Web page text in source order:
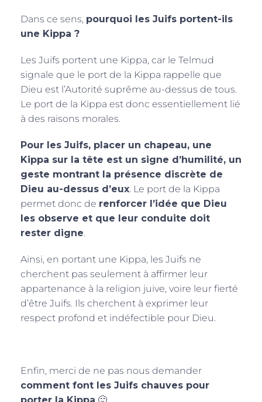
Dans ce sens, pourquoi les Juifs portent-ils
une Kippa ?
Les Juifs portent une Kippa, car le Telmud
signale que le port de la Kippa rappelle que
Dieu est l’Autorité suprême au-dessus de tous.
Le port de la Kippa est donc essentiellement lié
à des raisons morales.
Pour les Juifs, placer un chapeau, une
Kippa sur la tête est un signe d’humilité, un
geste montrant la présence discrète de
Dieu au-dessus d’eux. Le port de la Kippa
permet donc de renforcer l’idée que Dieu
les observe et que leur conduite doit
rester digne.
Ainsi, en portant une Kippa, les Juifs ne
cherchent pas seulement à affirmer leur
appartenance à la religion juive, voire leur fierté
d’être Juifs. Ils cherchent à exprimer leur
respect profond et indéfectible pour Dieu.
Enfin, merci de ne pas nous demander
comment font les Juifs chauves pour
porter la Kippa 🙂